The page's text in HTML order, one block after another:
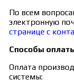
По всем
электронную
странице с
Способы
Оплата
системы: